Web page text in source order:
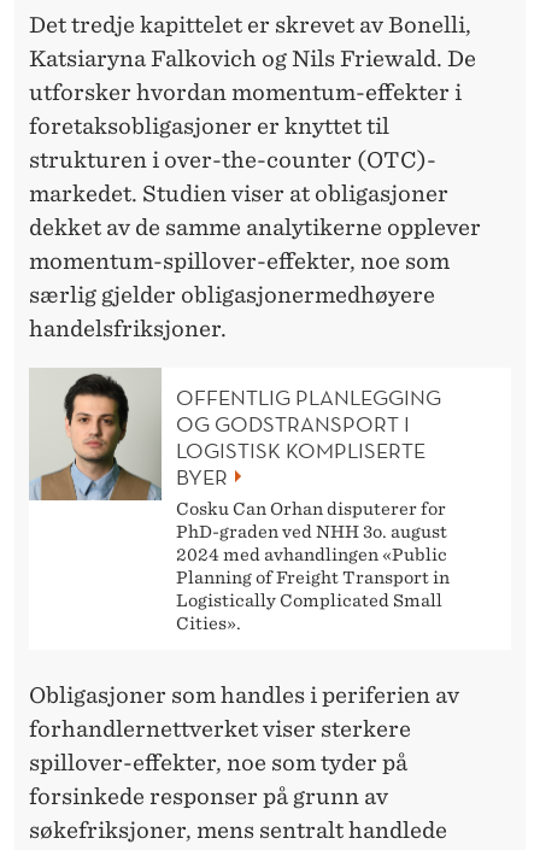
Det tredje kapittelet er skrevet av Bonelli,
Katsiaryna Falkovich og Nils Friewald. De
utforsker hvordan momentum-effekter i
foretaksobligasjoner er knyttet til
strukturen i over-the-counter (OTC)-
markedet. Studien viser at obligasjoner
dekket av de samme analytikerne opplever
momentum-spillover-effekter, noe som
særlig gjelder obligasjonermedhøyere
handelsfriksjoner.
OFFENTLIG PLANLEGGING
OG GODSTRANSPORT I
LOGISTISK KOMPLISERTE
BYER
Cosku Can Orhan disputerer for
PhD-graden ved NHH 3o. august
2024 med avhandlingen «Public
Planning of Freight Transport in
Logistically Complicated Small
Cities».
Obligasjoner som handles i periferien av
forhandlernettverket viser sterkere
spillover-effekter, noe som tyder på
forsinkede responser på grunn av
søkefriksjoner, mens sentralt handlede